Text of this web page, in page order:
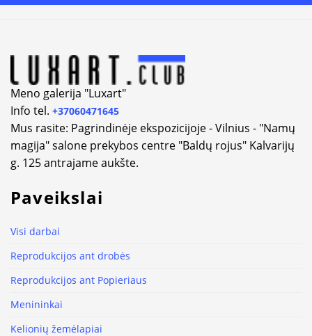
Meno galerija "Luxart"
Info tel. +37060471645
Mus rasite: Pagrindinėje ekspozicijoje - Vilnius - "Namų
magija" salone prekybos centre "Baldų rojus" Kalvarijų
g. 125 antrajame aukšte.
Paveikslai
Visi darbai
Reprodukcijos ant drobės
Reprodukcijos ant Popieriaus
Menininkai
Kelionių žemėlapiai